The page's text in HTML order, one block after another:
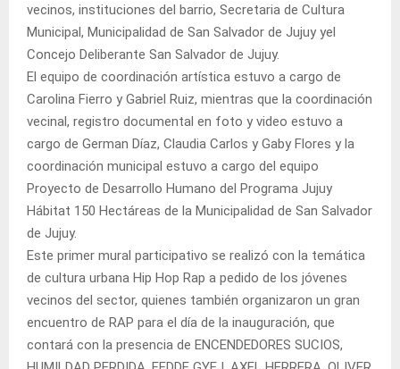
vecinos, instituciones del barrio, Secretaria de Cultura
Municipal, Municipalidad de San Salvador de Jujuy yel
Concejo Deliberante San Salvador de Jujuy.
El equipo de coordinación artística estuvo a cargo de
Carolina Fierro y Gabriel Ruiz, mientras que la coordinación
vecinal, registro documental en foto y video estuvo a
cargo de German Díaz, Claudia Carlos y Gaby Flores y la
coordinación municipal estuvo a cargo del equipo
Proyecto de Desarrollo Humano del Programa Jujuy
Hábitat 150 Hectáreas de la Municipalidad de San Salvador
de Jujuy.
Este primer mural participativo se realizó con la temática
de cultura urbana Hip Hop Rap a pedido de los jóvenes
vecinos del sector, quienes también organizaron un gran
encuentro de RAP para el día de la inauguración, que
contará con la presencia de ENCENDEDORES SUCIOS,